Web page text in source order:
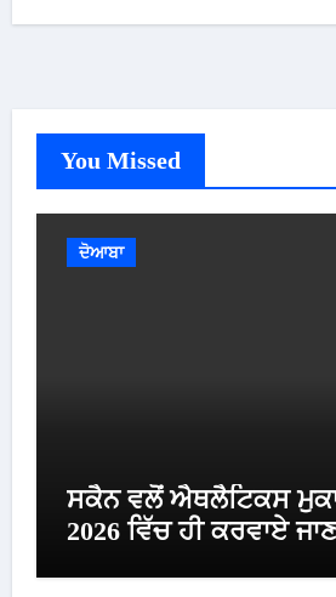
You Missed
ਦੋਆਬਾ
ਸਕੈਨ ਵਲੋਂ ਐਥਲੈਟਿਕਸ
2026 ਵਿੱਚ ਹੀ ਕਰਵਾਏ